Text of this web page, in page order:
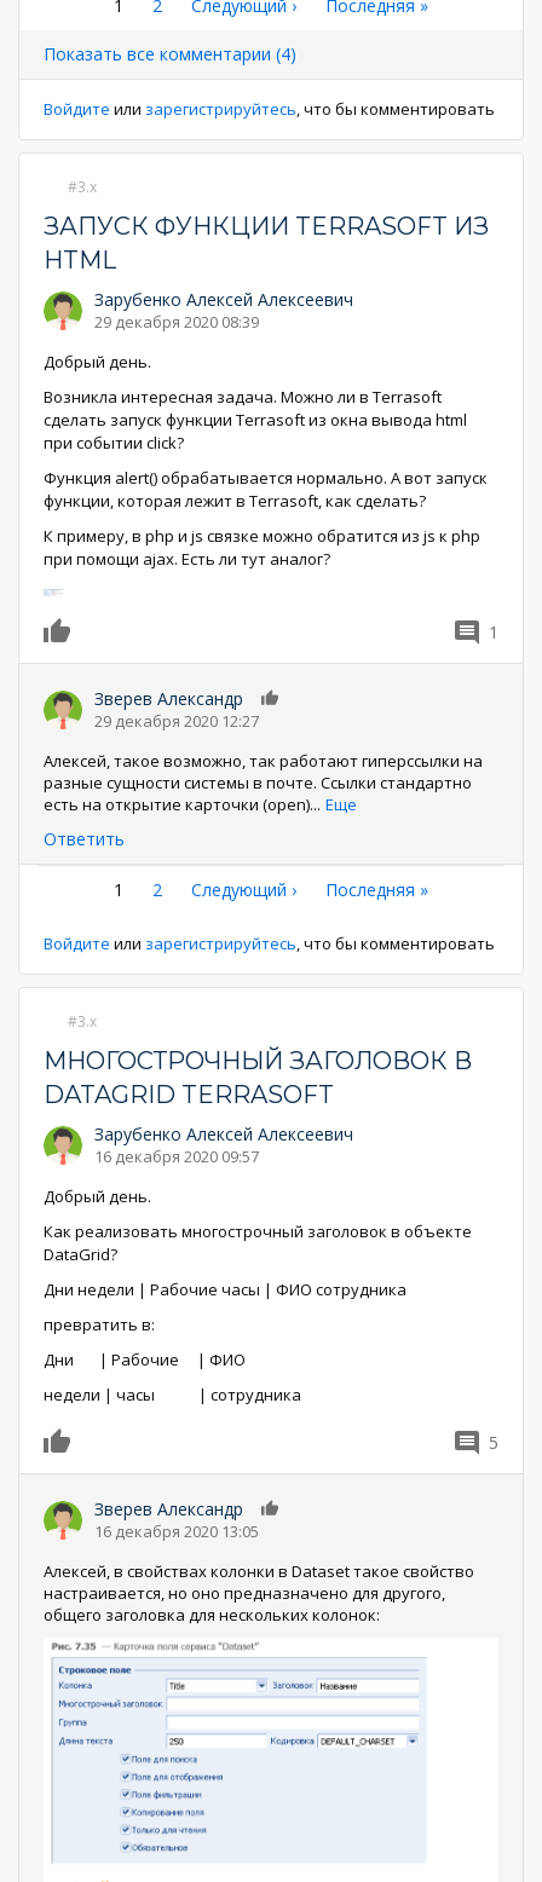
Нумерация
страниц
Текущая
1 Страница
2
Следующая
Следующий ›
Последняя
Последняя »
Показать все комментарии (4)
Войдите или зарегистрируйтесь, что бы комментировать
3.x
ЗАПУСК ФУНКЦИИ TERRASOFT ИЗ
HTML
Зарубенко Алексей Алексеевич
29 декабря 2020 08:39
Добрый день.
Возникла интересная задача. Можно ли в Terrasoft
сделать запуск функции Terrasoft из окна вывода html
при событии click?
Функция alert() обрабатывается нормально. А вот запуск
функции, которая лежит в Terrasoft, как сделать?
К примеру, в php и js связке можно обратится из js к php
при помощи ajax. Есть ли тут аналог?
1
Зверев Александр
29 декабря 2020 12:27
Алексей, такое возможно, так работают гиперссылки на
разные сущности системы в почте. Ссылки стандартно
есть на открытие карточки (open)... Еще
Ответить
Нумерация
страниц
Текущая
1 Страница
2
Следующая
Следующий ›
Последняя
Последняя »
Войдите или зарегистрируйтесь, что бы комментировать
3.x
МНОГОСТРОЧНЫЙ ЗАГОЛОВОК В
DATAGRID TERRASOFT
Зарубенко Алексей Алексеевич
16 декабря 2020 09:57
Добрый день.
Как реализовать многострочный заголовок в объекте
DataGrid?
Дни недели | Рабочие часы | ФИО сотрудника
превратить в:
Дни | Рабочие | ФИО
недели | часы | сотрудника
5
Зверев Александр
16 декабря 2020 13:05
Алексей, в свойствах колонки в Dataset такое свойство
настраивается, но оно предназначено для другого,
общего заголовка для нескольких колонок: